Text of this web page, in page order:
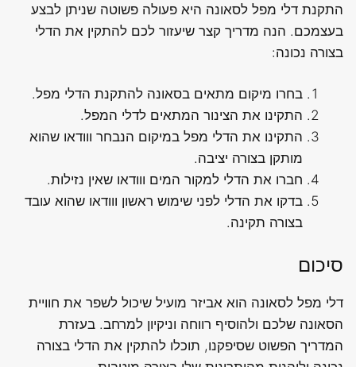
התקנת דלי מפל לסאונה היא פעולה פשוטה שניתן לבצע
בעצמכם. הנה מדריך קצר שיעזור לכם להתקין את הדלי
בצורה נכונה:
בחרו מיקום מתאים בסאונה להתקנת הדלי מפל.
התקינו את הצינור המתאים לדלי המפל.
התקינו את הדלי מפל במיקום הנבחר ווודאו שהוא
מותקן בצורה יציבה.
חברו את הדלי למקור המים ווודאו שאין נזילות.
בדקו את הדלי לפני שימוש ראשון ווודאו שהוא עובד
בצורה תקינה.
סיכום
דלי מפל לסאונה הוא אביזר מועיל שיכול לשפר את חוויית
הסאונה שלכם ולהוסיף רווחה וניקיון למרחב. בעזרת
המדריך הפשוט שסיפקנו, תוכלו להתקין את הדלי בצורה